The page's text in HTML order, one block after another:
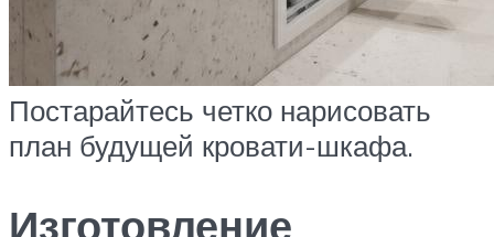
Постарайтесь четко нарисовать
план будущей кровати-шкафа.
Изготовление